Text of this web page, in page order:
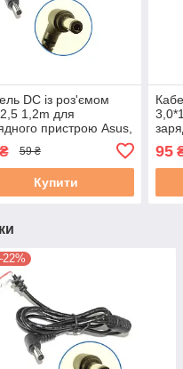
DC із роз'ємом
1,2m для
пристрою Asus,
MSI, LG, Toshiba
65W 90W
59 ₴
Купити
95